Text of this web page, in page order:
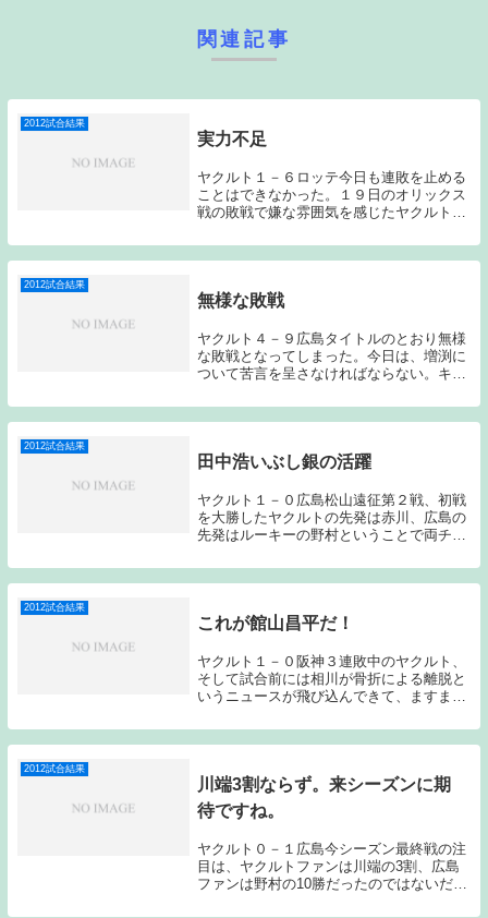
関連記事
2012試合結果
実力不足
ヤクルト１－６ロッテ今日も連敗を止める
ことはできなかった。１９日のオリックス
戦の敗戦で嫌な雰囲気を感じたヤクルトフ
も含めて５連敗となった。流れが悪いだけ
で片付けることはできない。怪我人が続出
2012試合結果
無様な敗戦
ヤクルト４－９広島タイトルのとおり無様
な敗戦となってしまった。今日は、増渕に
ついて苦言を呈さなければならない。キャ
ではないか？と期待していたのだが…中々
きっかけがつかめないでもがいている。今
2012試合結果
田中浩いぶし銀の活躍
ヤクルト１－０広島松山遠征第２戦、初戦
を大勝したヤクルトの先発は赤川、広島の
先発はルーキーの野村ということで両チー
た。ヤクルト赤川は、初回から制球が安定
せず苦しい投球となった。先頭の梵をスト
2012試合結果
これが館山昌平だ！
ヤクルト１－０阪神３連敗中のヤクルト、
そして試合前には相川が骨折による離脱と
いうニュースが飛び込んできて、ますます
重苦しく厳しい試合展開となったが、こん
な時頼りになるのが本来の館山である。
2012試合結果
川端3割ならず。来シーズンに期
待ですね。
ヤクルト０－１広島今シーズン最終戦の注
目は、ヤクルトファンは川端の3割、広島
ファンは野村の10勝だったのではないだろ